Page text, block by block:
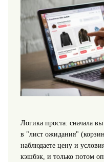
Логика проста: сначала
в "лист ожидания"
наблюдаете цену и
кэшбэк, и только потом